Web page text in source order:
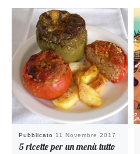
Pubblicato 11 Novembre 2017
5 ricette per un menù tutto